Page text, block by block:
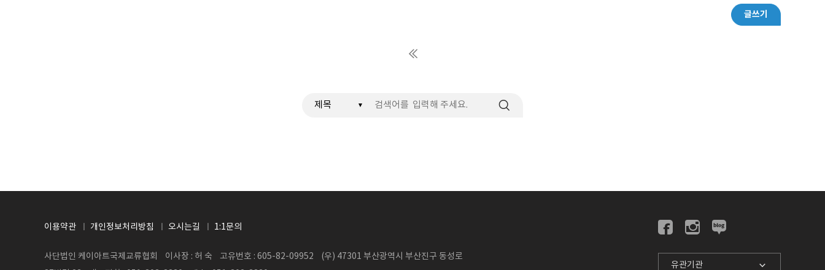
글쓰기
검색
이용약관 개인정보처리방침 오시는길 1:1문의
유관기관
사단법인 케이아트국제교류협회 이사장 : 허 숙 고유번호 : 605-82-09952 (우) 47301 부산광역시 부산진구 동성로